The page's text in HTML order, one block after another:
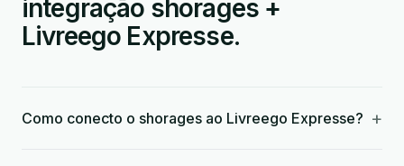
integração shorages +
Livreego Expresse.
Como conecto o shorages ao Livreego Expresse? +